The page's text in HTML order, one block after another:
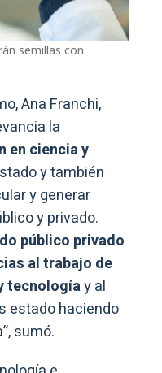
semillas con
Ana Franchi,
la
en ciencia y
y también
y generar
y privado.
público privado
al trabajo de
tecnologíay al
estado haciendo
sumó.